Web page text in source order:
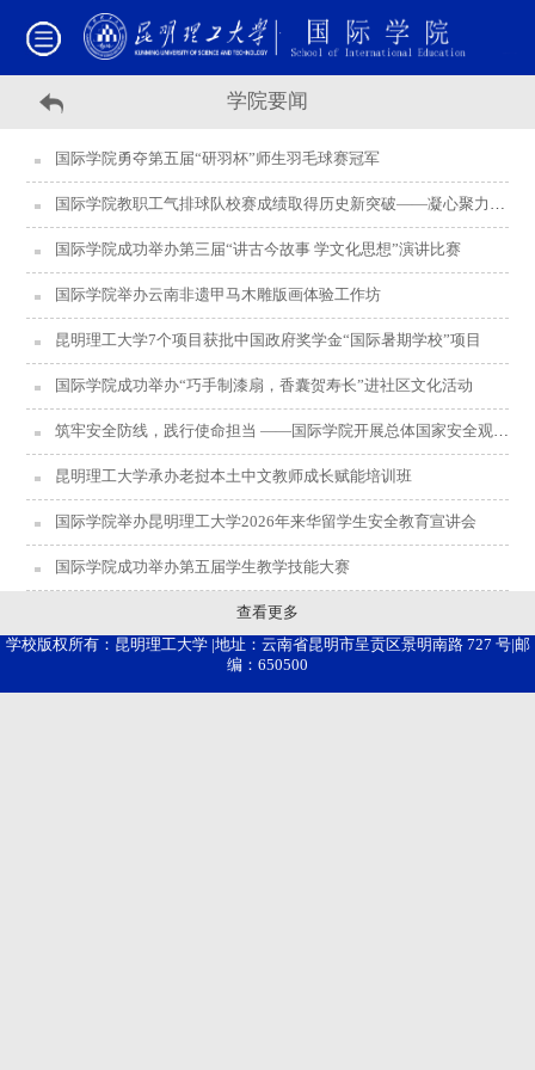
学院要闻
国际学院勇夺第五届“研羽杯”师生羽毛球赛冠军
国际学院教职工气排球队校赛成绩取得历史新突破——凝心聚力竞风采 奋勇争先创佳绩
国际学院成功举办第三届“讲古今故事 学文化思想”演讲比赛
国际学院举办云南非遗甲马木雕版画体验工作坊
昆明理工大学7个项目获批中国政府奖学金“国际暑期学校”项目
国际学院成功举办“巧手制漆扇，香囊贺寿长”进社区文化活动
筑牢安全防线，践行使命担当 ——国际学院开展总体国家安全观主题学习活动
昆明理工大学承办老挝本土中文教师成长赋能培训班
国际学院举办昆明理工大学2026年来华留学生安全教育宣讲会
国际学院成功举办第五届学生教学技能大赛
查看更多
学校版权所有：昆明理工大学 |地址：云南省昆明市呈贡区景明南路 727 号|邮
编：650500